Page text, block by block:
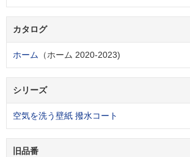
カタログ
ホーム （ホーム 2020-2023)
シリーズ
空気を洗う壁紙 撥水コート
旧品番